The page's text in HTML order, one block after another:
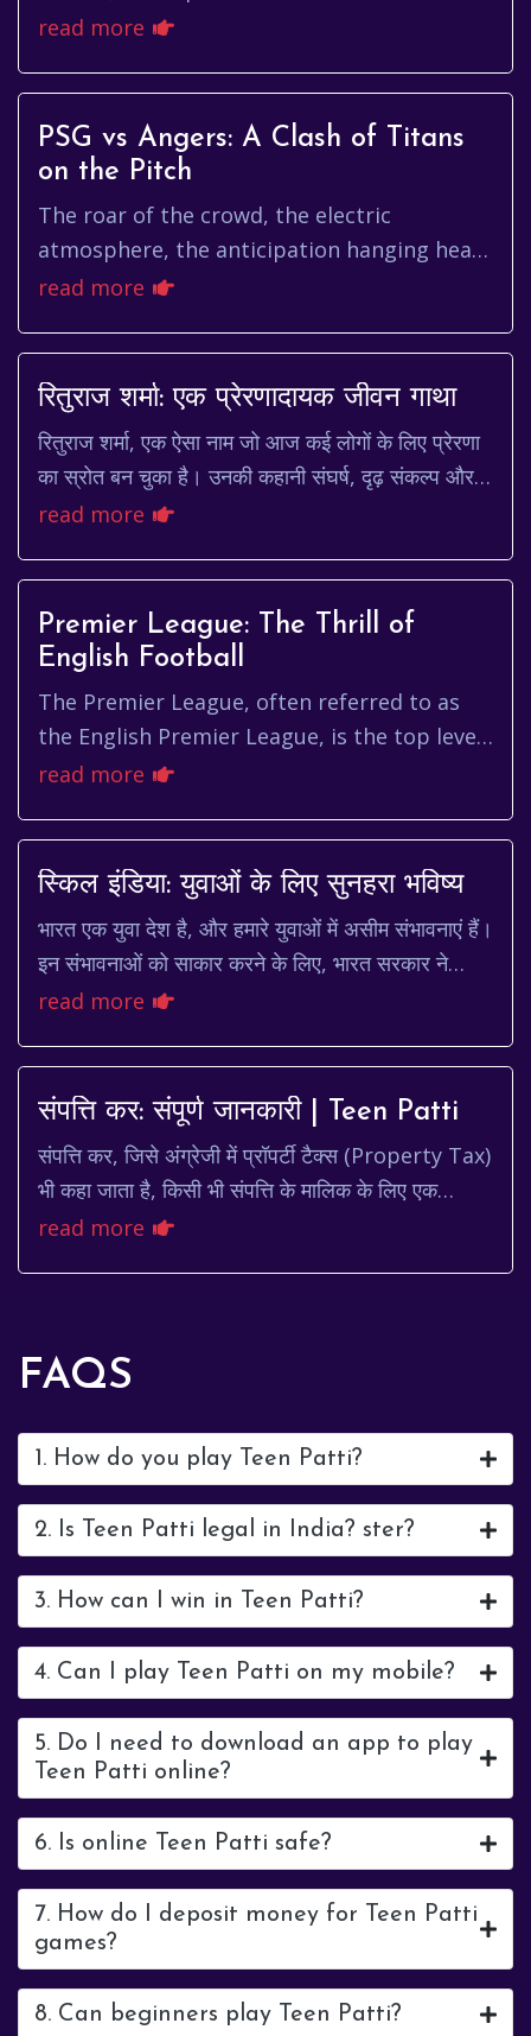
across India and beyond. At its core, Teen
read more
PSG vs Angers: A Clash of Titans
on the Pitch
The roar of the crowd, the electric
atmosphere, the anticipation hanging heavy
in the air – these are the hallmarks of a
read more
रितुराज शर्मा: एक प्रेरणादायक जीवन गाथा
रितुराज शर्मा, एक ऐसा नाम जो आज कई लोगों के लिए प्रेरणा
का स्रोत बन चुका है। उनकी कहानी संघर्ष, दृढ़ संकल्प और
सफलता की एक अद्भुत मिसाल है। आज हम उनके...
read more
Premier League: The Thrill of
English Football
The Premier League, often referred to as
the English Premier League, is the top level
of the English football league system.
read more
स्किल इंडिया: युवाओं के लिए सुनहरा भविष्य
भारत एक युवा देश है, और हमारे युवाओं में असीम संभावनाएं हैं।
इन संभावनाओं को साकार करने के लिए, भारत सरकार ने
स्किल इंडिया मिशन शुरू किया है। यह मिशन ...
read more
संपत्ति कर: संपूर्ण जानकारी | Teen Patti
संपत्ति कर, जिसे अंग्रेजी में प्रॉपर्टी टैक्स (Property Tax)
भी कहा जाता है, किसी भी संपत्ति के मालिक के लिए एक
महत्वपूर्ण विषय है। यह एक ऐसा कर है जो...
read more
FAQS
1. How do you play Teen Patti?
2. Is Teen Patti legal in India? ster?
3. How can I win in Teen Patti?
4. Can I play Teen Patti on my mobile?
5. Do I need to download an app to play
Teen Patti online?
6. Is online Teen Patti safe?
7. How do I deposit money for Teen Patti
games?
8. Can beginners play Teen Patti?